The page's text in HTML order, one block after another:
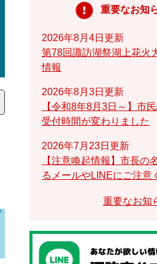
重要なお知
2026年8月4日更新
第78回諏訪湖祭湖上花火
情報
2026年8月3日更新
【令和8年8月3日～】市
受付時間が変わりました
2026年7月23日更新
【注意喚起情報】市長の
るメールやLINEにご注意
重要なお知